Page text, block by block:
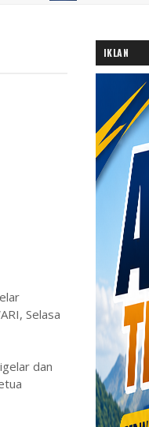
Selasa
dan
IKLAN